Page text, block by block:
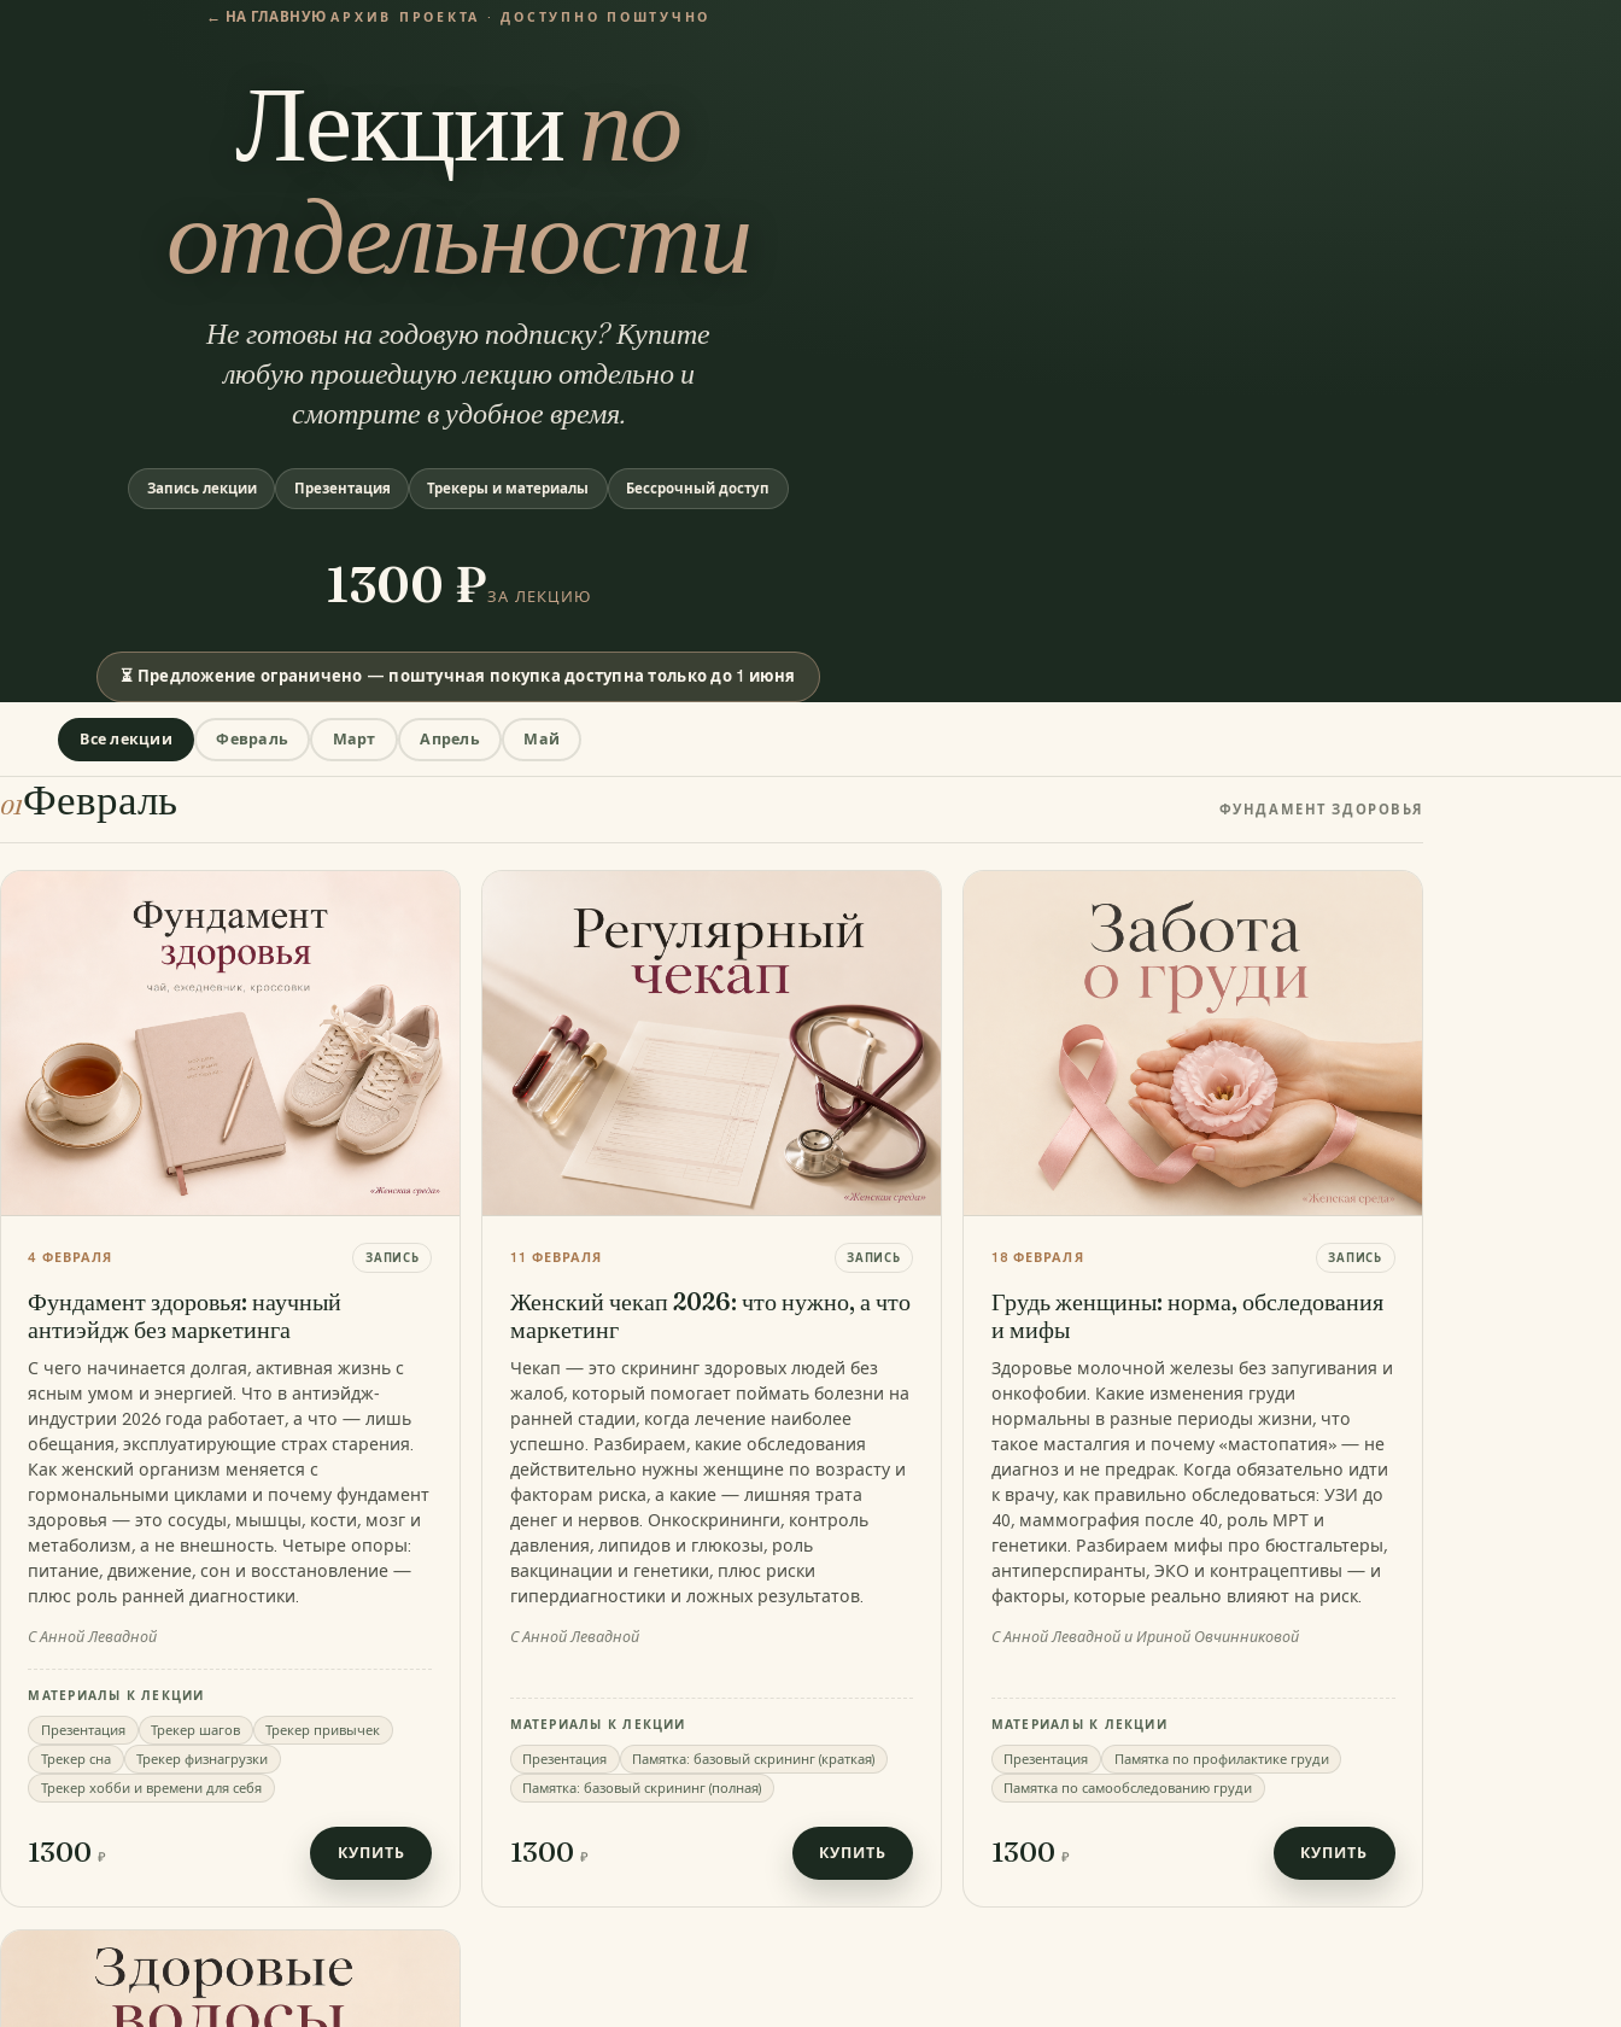
← НА ГЛАВНУЮ АРХИВ ПРОЕКТА · ДОСТУПНО ПОШТУЧНО
Лекциипо
отдельности
Не готовы на годовую подписку? Купите
любую прошедшую лекцию отдельно и
смотрите в удобное время.
Запись лекции Презентация Трекеры и материалы Бессрочный доступ
1300 ₽ЗА ЛЕКЦИЮ
⏳ Предложение ограничено — поштучная покупка доступна только до 1 июня
Все лекции Февраль Март Апрель Май
01Февраль ФУНДАМЕНТ ЗДОРОВЬЯ
4 ФЕВРАЛЯ ЗАПИСЬ
Фундамент здоровья: научный
антиэйдж без маркетинга
С чего начинается долгая, активная жизнь с
ясным умом и энергией. Что в антиэйдж-
индустрии 2026 года работает, а что — лишь
обещания, эксплуатирующие страх старения.
Как женский организм меняется с
гормональными циклами и почему фундамент
здоровья — это сосуды, мышцы, кости, мозг и
метаболизм, а не внешность. Четыре опоры:
питание, движение, сон и восстановление —
плюс роль ранней диагностики.
С Анной Левадной
МАТЕРИАЛЫ К ЛЕКЦИИ
Презентация Трекер шагов
Трекер привычек
Трекер сна
Трекер физнагрузки
Трекер хобби и времени для себя
1300₽ КУПИТЬ
11 ФЕВРАЛЯ ЗАПИСЬ
Женский чекап 2026: что нужно, а что
маркетинг
Чекап — это скрининг здоровых людей без
жалоб, который помогает поймать болезни на
ранней стадии, когда лечение наиболее
успешно. Разбираем, какие обследования
действительно нужны женщине по возрасту и
факторам риска, а какие — лишняя трата
денег и нервов. Онкоскрининги, контроль
давления, липидов и глюкозы, роль
вакцинации и генетики, плюс риски
гипердиагностики и ложных результатов.
С Анной Левадной
МАТЕРИАЛЫ К ЛЕКЦИИ
Презентация
Памятка: базовый скрининг (краткая)
Памятка: базовый скрининг (полная)
1300 ₽ КУПИТЬ
18 ФЕВРАЛЯ ЗАПИСЬ
Грудь женщины: норма, обследования
и мифы
Здоровье молочной железы без запугивания и
онкофобии. Какие изменения груди
нормальны в разные периоды жизни, что
такое масталгия и почему «мастопатия» — не
диагноз и не предрак. Когда обязательно идти
к врачу, как правильно обследоваться: УЗИ до
40, маммография после 40, роль МРТ и
генетики. Разбираем мифы про бюстгальтеры,
антиперспиранты, ЭКО и контрацептивы — и
факторы, которые реально влияют на риск.
С Анной Левадной и Ириной Овчинниковой
МАТЕРИАЛЫ К ЛЕКЦИИ
Презентация
Памятка по профилактике груди
Памятка по самообследованию груди
1300 ₽ КУПИТЬ